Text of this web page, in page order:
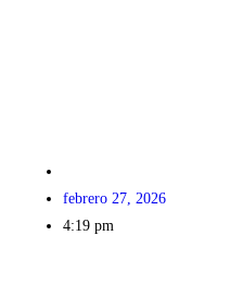
febrero 27, 2026
4:19 pm